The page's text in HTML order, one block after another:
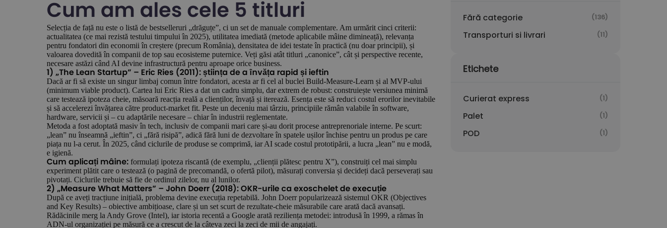
Cum am ales cele 5 titluri
Selecția de față nu este o listă de bestselleruri „drăguțe”, ci un set de manuale complementare. Am urmărit cinci criterii:
actualitatea (ce mai rezistă testului timpului în 2025), utilitatea imediată (metode aplicabile mâine dimineață), relevanța
pentru fondatori din economii în creștere (precum România), densitatea de idei testate în practică (nu doar principii), și
valoarea dovedită în companii de top sau ecosisteme puternice. Veți găsi atât titluri „canonice”, cât și perspective recente,
necesare astăzi când AI devine infrastructură pentru aproape orice business.
1) „The Lean Startup” – Eric Ries (2011): știința de a învăța rapid și ieftin
Dacă ar fi să existe un singur limbaj comun între fondatori, acesta ar fi cel al buclei Build-Measure-Learn și al MVP-ului
(minimum viable product). Cartea lui Eric Ries a dat un cadru simplu, dar extrem de robust: construiește versiunea minimă
care testează ipoteza cheie, măsoară reacția reală a clienților, învață și iterează. Esența este să reduci costul erorilor inevitabile
și să accelerezi învățarea către product-market fit. Peste un deceniu mai târziu, principiile rămân valabile în software,
hardware, servicii și – cu adaptările necesare – chiar în industrii reglementate.
Metoda a fost adoptată masiv în tech, inclusiv de companii mari care și-au dorit procese antreprenoriale interne. Pe scurt:
„lean” nu înseamnă „ieftin”, ci „fără risipă”, adică fără luni de dezvoltare în spatele ușilor închise pentru un produs pe care
piața nu l-a cerut. În 2025, când ciclurile de produse se comprimă, iar AI scade costul prototipării, a lucra „lean” nu e modă,
e igienă.
Cum aplicați mâine: formulați ipoteza riscantă (de exemplu, „clienții plătesc pentru X”), construiți cel mai simplu
experiment plătit care o testează (o pagină de precomandă, o ofertă pilot), măsurați conversia și decideți dacă perseverați sau
pivotați. Ciclurile trebuie să fie de ordinul zilelor, nu al lunilor.
2) „Measure What Matters” – John Doerr (2018): OKR-urile ca exoschelet de execuție
După ce aveți tracțiune inițială, problema devine execuția repetabilă. John Doerr popularizează sistemul OKR (Objectives
and Key Results) – obiective ambițioase, clare și un set scurt de rezultate-cheie măsurabile care arată dacă avansați.
Rădăcinile merg la Andy Grove (Intel), iar istoria recentă a Google arată reziliența metodei: introdusă în 1999, a rămas în
ADN-ul organizației pe măsură ce a crescut de la câteva zeci la zeci de mii de angajați.
Fără categorie (136)
Transporturi si livrari (11)
Etichete
Curierat express (1)
Palet (1)
POD (1)